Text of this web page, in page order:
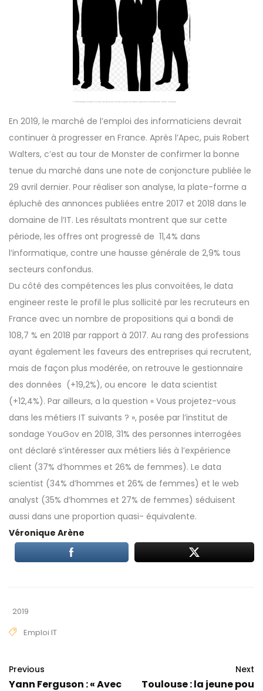
L’informatique restera l’un des secteurs qui recrute le plus en France, prévoit le site Monster. Crédit : PIxabay
En 2019, le marché de l’emploi des informaticiens devrait
continuer à progresser en France. Après l’Apec, puis Robert
Walters, c’est au tour de Monster de confirmer la bonne
tenue du marché dans une note de conjoncture publiée le
29 avril dernier. Pour réaliser son analyse, la plate-forme a
épluché des annonces publiées entre 2017 et 2018 dans le
domaine de l’IT. Les résultats montrent que sur cette
période, les offres ont progressé de 11,4% dans
l’informatique, contre une hausse générale de 2,9% tous
secteurs confondus.
Du côté des compétences les plus convoitées, le data
engineer reste le profil le plus sollicité par les recruteurs en
France avec un nombre de propositions qui a bondi de
108,7 % en 2018 par rapport à 2017. Au rang des professions
ayant également les faveurs des entreprises qui recrutent,
mais de façon plus modérée, on retrouve le gestionnaire
des données (+19,2%), ou encore le data scientist
(+12,4%). Par ailleurs, a la question « Vous projetez-vous
dans les métiers IT suivants ? », posée par l’institut de
sondage YouGov en 2018, 31% des personnes interrogées
ont déclaré s’intéresser aux métiers liés à l’expérience
client (37% d’hommes et 26% de femmes). Le data
scientist (34% d’hommes et 26% de femmes) et le web
analyst (35% d’hommes et 27% de femmes) séduisent
aussi dans une proportion quasi- équivalente.
Véronique Arène
2019
Emploi IT
Previous
Yann Ferguson : « Avec
Next
Toulouse : la jeune pou